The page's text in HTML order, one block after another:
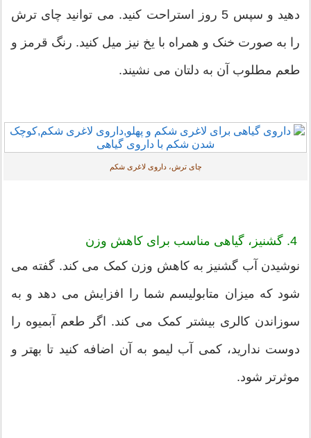
دهید و سپس 5 روز استراحت کنید. می توانید چای ترش
را به صورت خنک و همراه با یخ نیز میل کنید. رنگ قرمز و
طعم مطلوب آن به دلتان می نشیند.
چای ترش، داروی لاغری شکم
4. گشنیز، گیاهی مناسب برای کاهش وزن
نوشیدن آب گشنیز به کاهش وزن کمک می کند. گفته می
شود که میزان متابولیسم شما را افزایش می دهد و به
سوزاندن کالری بیشتر کمک می کند. اگر طعم آبمیوه را
دوست ندارید، کمی آب لیمو به آن اضافه کنید تا بهتر و
موثرتر شود.